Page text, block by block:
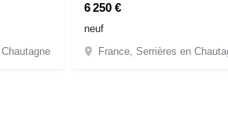
6 250 €
neuf
France, Serrières en